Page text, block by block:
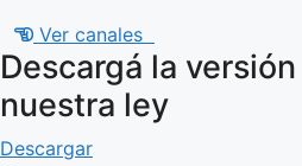
Ver canales
Descargá la
nuestra ley
Descargar